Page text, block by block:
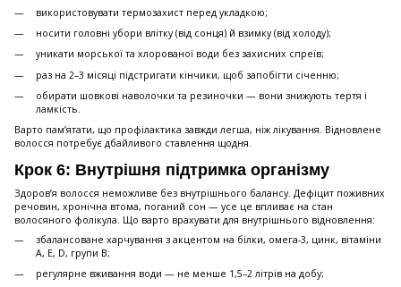
використовувати термозахист перед укладкою;
носити головні убори влітку (від сонця) й взимку (від холоду);
уникати морської та хлорованої води без захисних спреїв;
раз на 2–3 місяці підстригати кінчики, щоб запобігти січенню;
обирати шовкові наволочки та резиночки — вони знижують тертя і
ламкість.
Варто пам’ятати, що профілактика завжди легша, ніж лікування. Відновлене
волосся потребує дбайливого ставлення щодня.
Крок 6: Внутрішня підтримка організму
Здоров’я волосся неможливе без внутрішнього балансу. Дефіцит поживних
речовин, хронічна втома, поганий сон — усе це впливає на стан
волосяного фолікула. Що варто врахувати для внутрішнього відновлення:
збалансоване харчування з акцентом на білки, омега-3, цинк, вітаміни
A, E, D, групи B;
регулярне вживання води — не менше 1,5–2 літрів на добу;